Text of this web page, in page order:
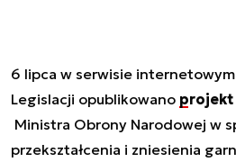
6 lipca w serwisie
Legislacji opublikowano projekt
Ministra Obrony Narodowej w
przekształcenia i zniesienia